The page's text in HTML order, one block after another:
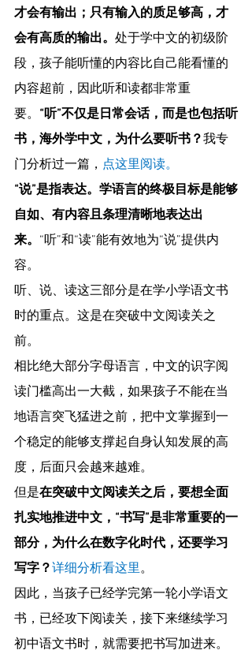
才会有输出；只有输入的质足够高，才
会有高质的输出。 处于学中文的初级阶
段，孩子能听懂的内容比自己能看懂的
内容超前，因此听和读都非常重
要。 “听”不仅是日常会话，而是也包括听
书，海外学中文，为什么要听书？我专
门分析过一篇， 点这里阅读。
“说”是指表达。学语言的终极目标是能够
自如、有内容且条理清晰地表达出
来。 “听”和“读”能有效地为“说”提供内
容。
听、说、读这三部分是在学小学语文书
时的重点。这是在突破中文阅读关之
前。
相比绝大部分字母语言，中文的识字阅
读门槛高出一大截，如果孩子不能在当
地语言突飞猛进之前，把中文掌握到一
个稳定的能够支撑起自身认知发展的高
度，后面只会越来越难。
但是在突破中文阅读关之后，要想全面
扎实地推进中文，“书写”是非常重要的一
部分，为什么在数字化时代，还要学习
写字？详细分析看这里。
因此，当孩子已经学完第一轮小学语文
书，已经攻下阅读关，接下来继续学习
初中语文书时，就需要把书写加进来。